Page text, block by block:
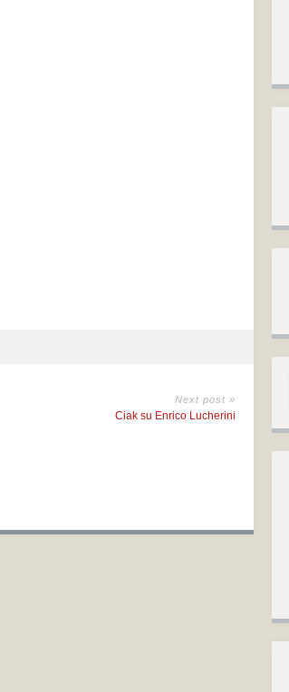
Next post »
Ciak su Enrico Lucherini